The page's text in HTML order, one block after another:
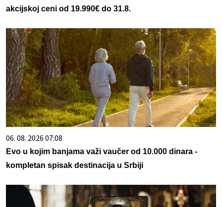
akcijskoj ceni od 19.990€ do 31.8.
06. 08. 2026 07:08
Evo u kojim banjama važi vaučer od 10.000 dinara -
kompletan spisak destinacija u Srbiji